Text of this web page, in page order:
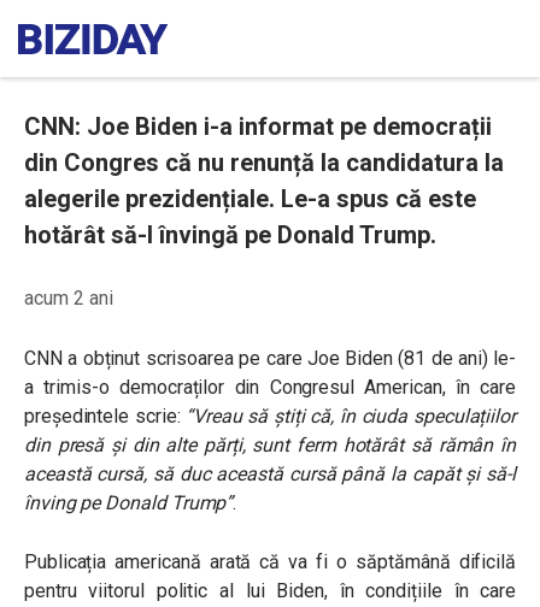
CNN: Joe Biden i-a informat pe democrații
din Congres că nu renunță la candidatura la
alegerile prezidențiale. Le-a spus că este
hotărât să-l învingă pe Donald Trump.
acum 2 ani
CNN a obținut scrisoarea pe care Joe Biden (81 de ani) le-
a trimis-o democraților din Congresul American, în care
președintele scrie: “Vreau să știți că, în ciuda speculațiilor
din presă și din alte părți, sunt ferm hotărât să rămân în
această cursă, să duc această cursă până la capăt și să-l
înving pe Donald Trump”.
Publicația americană arată că va fi o săptămână dificilă
pentru viitorul politic al lui Biden, în condițiile în care